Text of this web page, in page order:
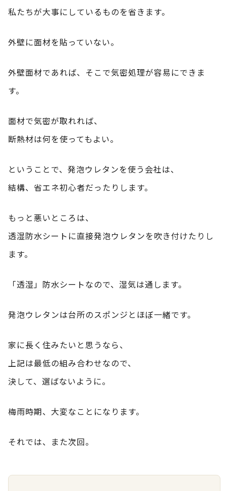
私たちが大事にしているものを省きます。
外壁に面材を貼っていない。
外壁面材であれば、そこで気密処理が容易にできま
す。
面材で気密が取れれば、
断熱材は何を使ってもよい。
ということで、発泡ウレタンを使う会社は、
結構、省エネ初心者だったりします。
もっと悪いところは、
透湿防水シートに直接発泡ウレタンを吹き付けたりし
ます。
「透湿」防水シートなので、湿気は通します。
発泡ウレタンは台所のスポンジとほぼ一緒です。
家に長く住みたいと思うなら、
上記は最低の組み合わせなので、
決して、選ばないように。
梅雨時期、大変なことになります。
それでは、また次回。